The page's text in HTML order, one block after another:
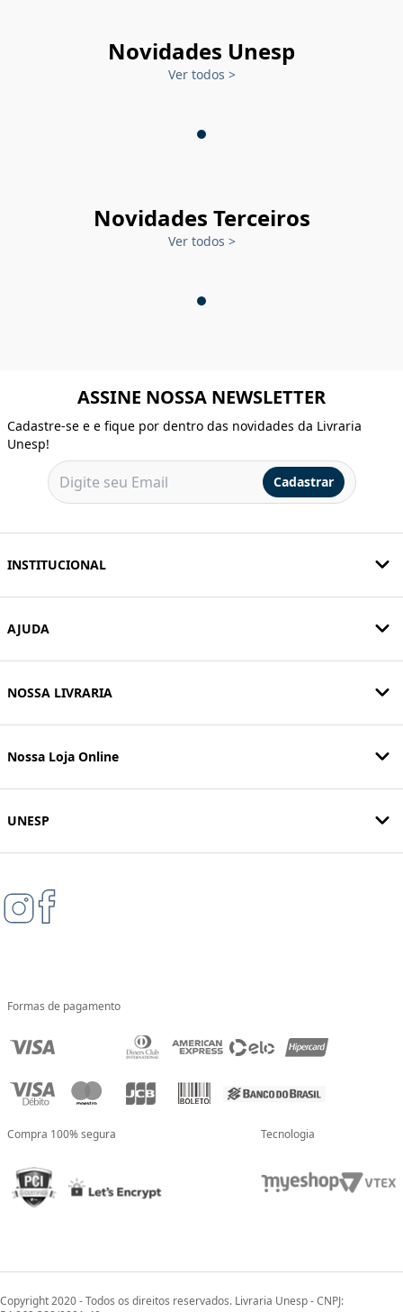
Novidades Unesp
Ver todos >
Novidades Terceiros
Ver todos >
ASSINE NOSSA NEWSLETTER
Cadastre-se e e fique por dentro das novidades da Livraria
Unesp!
Cadastrar
INSTITUCIONAL
AJUDA
NOSSA LIVRARIA
Nossa Loja Online
UNESP
Formas de pagamento
Compra 100% segura Tecnologia
Copyright 2020 - Todos os direitos reservados. Livraria Unesp - CNPJ: